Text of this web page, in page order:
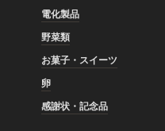
電化製品
野菜類
お菓子・スイーツ
卵
感謝状・記念品